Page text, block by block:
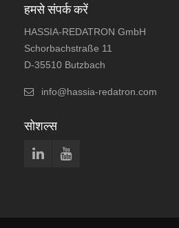
हमसे संपर्क करें
HASSIA-REDATRON GmbH
Schorbachstraße 11
D-35510 Butzbach
info@hassia-redatron.com
सोशल्स